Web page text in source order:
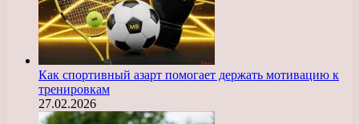
Как спортивный азарт помогает держать мотивацию к
тренировкам
27.02.2026